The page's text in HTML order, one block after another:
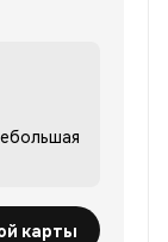
карты